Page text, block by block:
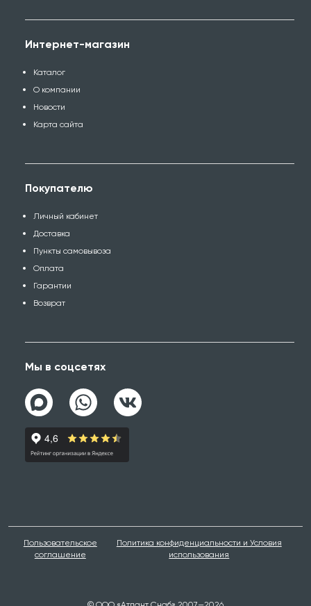
Интернет-магазин
Каталог
О компании
Новости
Карта сайта
Покупателю
Личный кабинет
Доставка
Пункты самовывоза
Оплата
Гарантии
Возврат
Мы в соцсетях
Пользовательское
соглашение
Политика конфиденциальности и Условия
использования